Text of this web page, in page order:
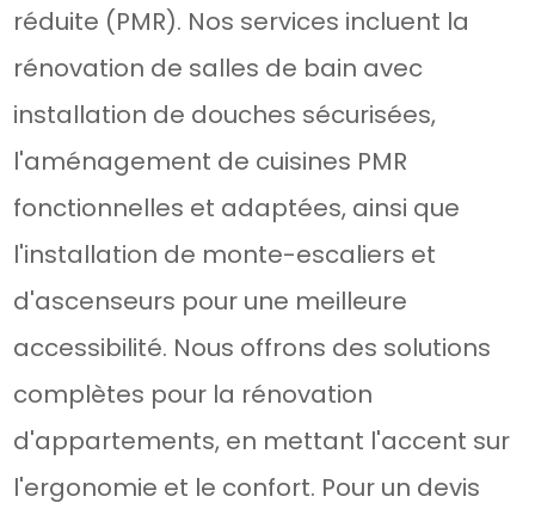
réduite (PMR). Nos services incluent la
rénovation de salles de bain avec
installation de douches sécurisées,
l'aménagement de cuisines PMR
fonctionnelles et adaptées, ainsi que
l'installation de monte-escaliers et
d'ascenseurs pour une meilleure
accessibilité. Nous offrons des solutions
complètes pour la rénovation
d'appartements, en mettant l'accent sur
l'ergonomie et le confort. Pour un devis